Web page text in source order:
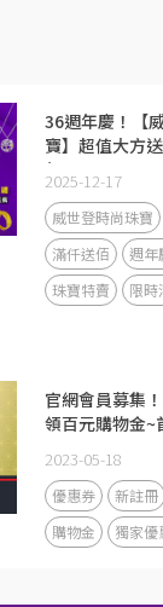
36週年慶！【
寶】超值大方
年！
2025-12-17
威世登時尚珠寶
滿仟送佰
週年
珠寶特賣
限時
官網會員募集
領百元購物金~
2023-05-18
優惠券 新註冊
購物金
獨家優